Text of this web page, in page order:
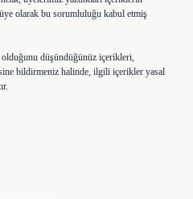
olarak bu sorumluluğu kabul etmiş
olduğunu düşündüğünüz içerikleri,
bildirmeniz halinde, ilgili içerikler yasal